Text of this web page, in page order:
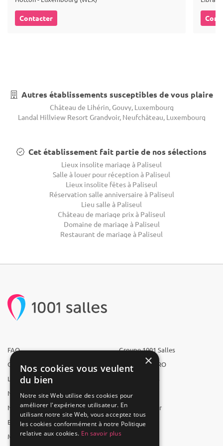
Contacter
Autres établissements susceptibles de vous plaire
Château de Lihérin, Gouvy, Luxembourg
Landal Hillview Resort Grandvoir, Neufchâteau, Luxembourg
Cet établissement fait partie de nos sélections
Lieux insolite mariage à Paliseul
Salle à louer pour réception à Paliseul
Lieux insolite fêtes à Paliseul
Réservation salle anniversaire à Paliseul
Lieu salle à Paliseul
Château de mariage prix à Paliseul
Domaine de mariage à Paliseul
Restaurant de mariage à Paliseul
FAQ
Qui sommes-nous ?
L'équipe
Nous recrutons
Nos partenaires
Espace presse
Mentions légales
Groupe 1001 Salles
1001 Salles PRO
1001 Traiteurs
1001 Artistes
Reserverunbar
MP2
×
Nos cookies vous veulent
du bien
Notre site Web utilise des cookies pour
améliorer l'expérience utilisateur. En
utilisant notre site Web, vous acceptez tous
les cookies conformément à notre Politique
relative aux cookies. En savoir plus